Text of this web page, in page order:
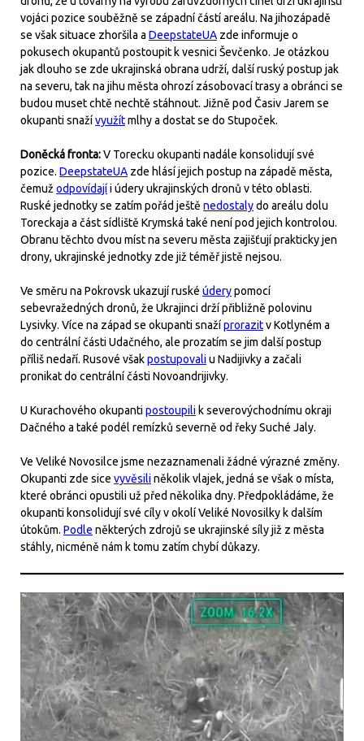
vojáci pozice souběžně se západní částí areálu. Na jihozápadě
se však situace zhoršila a DeepstateUA zde informuje o
pokusech okupantů postoupit k vesnici Ševčenko. Je otázkou
jak dlouho se zde ukrajinská obrana udrží, další ruský postup jak
na severu, tak na jihu města ohrozí zásobovací trasy a obránci se
budou muset chtě nechtě stáhnout. Jižně pod Časiv Jarem se
okupanti snažívyužítmlhy a dostat se do Stupoček.
Doněcká fronta:V Torecku okupanti nadále konsolidují své
pozice. DeepstateUA zde hlásí jejich postup na západě města,
čemuž odpovídajíi údery ukrajinských dronů v této oblasti.
Ruské jednotky se zatím pořád ještě nedostalydo areálu dolu
Toreckaja a část sídliště Krymská také není pod jejich kontrolou.
Obranu těchto dvou míst na severu města zajišťují prakticky jen
drony, ukrajinské jednotky zde již téměř jistě nejsou.
Ve směru na Pokrovsk ukazují ruské úderypomocí
sebevražedných dronů, že Ukrajinci drží přibližně polovinu
Lysivky. Více na západ se okupanti snažíprorazitv Kotlyném a
do centrální části Udačného, ale prozatím se jim další postup
příliš nedaří. Rusové všakpostupovaliu Nadijivky a začali
pronikat do centrální části Novoandrijivky.
U Kurachového okupantipostoupili k severovýchodnímu okraji
Dačného a také podél remízků severně od řeky Suché Jaly.
Ve Veliké Novosilce jsme nezaznamenali žádné výrazné změny.
Okupanti zde sice vyvěsiliněkolik vlajek, jedná se však o místa,
které obránci opustili už před několika dny. Předpokládáme, že
okupanti konsolidují své cíly v okolí Veliké Novosilky k dalším
útokům. Podle některých zdrojů se ukrajinské síly již z města
stáhly, nicméně nám k tomu zatím chybí důkazy.